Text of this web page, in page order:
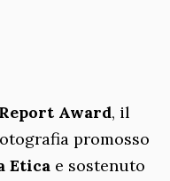
Award, il
promosso
Etica e sostenuto